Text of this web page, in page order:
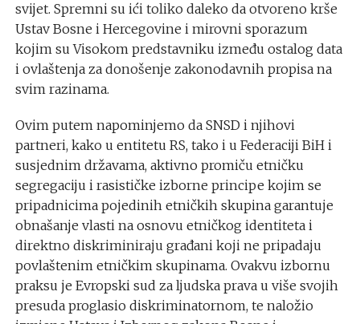
svijet. Spremni su ići toliko daleko da otvoreno krše
Ustav Bosne i Hercegovine i mirovni sporazum
kojim su Visokom predstavniku između ostalog data
i ovlaštenja za donošenje zakonodavnih propisa na
svim razinama.
Ovim putem napominjemo da SNSD i njihovi
partneri, kako u entitetu RS, tako i u Federaciji BiH i
susjednim državama, aktivno promiču etničku
segregaciju i rasističke izborne principe kojim se
pripadnicima pojedinih etničkih skupina garantuje
obnašanje vlasti na osnovu etničkog identiteta i
direktno diskriminiraju građani koji ne pripadaju
povlaštenim etničkim skupinama. Ovakvu izbornu
praksu je Evropski sud za ljudska prava u više svojih
presuda proglasio diskriminatornom, te naložio